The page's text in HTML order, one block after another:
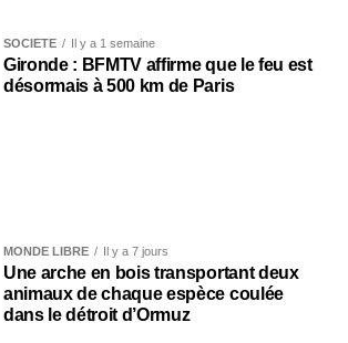
SOCIÉTÉ Il y a 1 semaine
Gironde : BFMTV affirme que le feu est
désormais à 500 km de Paris
MONDE LIBRE Il y a 7 jours
Une arche en bois transportant deux
animaux de chaque espèce coulée
dans le détroit d’Ormuz